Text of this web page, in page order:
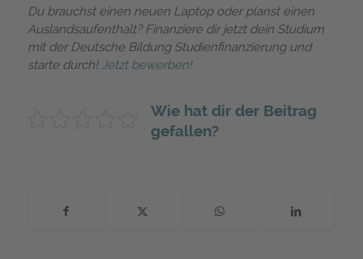
Du brauchst einen neuen Laptop oder planst einen
Auslandsaufenthalt? Finanziere dir jetzt dein Studium
mit der Deutsche Bildung Studienfinanzierung und
starte durch!Jetzt bewerben!
Wie hat dir der Beitrag
gefallen?